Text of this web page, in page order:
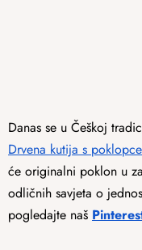
Danas se u Češkoj
Drvena kutija s
će originalni poklon u
odličnih savjeta o
pogledajte naš